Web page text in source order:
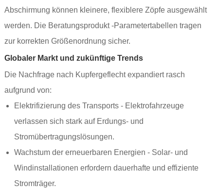
Abschirmung können kleinere, flexiblere Zöpfe ausgewählt
werden. Die Beratungsprodukt -Parametertabellen tragen
zur korrekten Größenordnung sicher.
Globaler Markt und zukünftige Trends
Die Nachfrage nach Kupfergeflecht expandiert rasch
aufgrund von:
Elektrifizierung des Transports - Elektrofahrzeuge
verlassen sich stark auf Erdungs- und
Stromübertragungslösungen.
Wachstum der erneuerbaren Energien - Solar- und
Windinstallationen erfordern dauerhafte und effiziente
Stromträger.